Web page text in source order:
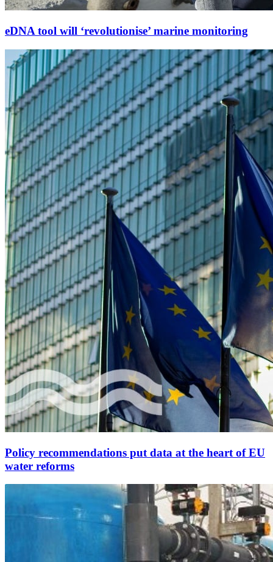
eDNA tool will ‘revolutionise’ marine monitoring
Policy recommendations put data at the heart of EU
water reforms